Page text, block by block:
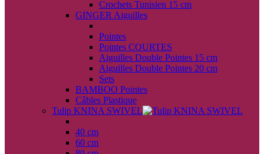
Crochets Tunisien 15 cm
GINGER Aiguilles
Pointes
Pointes COURTES
Aiguilles Double Pointes 15 cm
Aiguilles Double Pointes 20 cm
Sets
BAMBOO Pointes
Câbles Plastique
Tulip KNINA SWIVEL
40 cm
60 cm